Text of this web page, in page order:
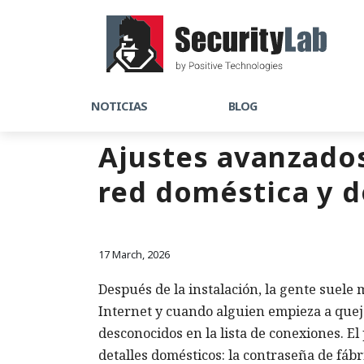
NOTICIAS BLOG
Ajustes
red doméstica y
17 March, 2026
Después de la instalación, la gente suele
Internet y cuando alguien empieza a
desconocidos en la lista de conexiones.
detalles domésticos: la contraseña de